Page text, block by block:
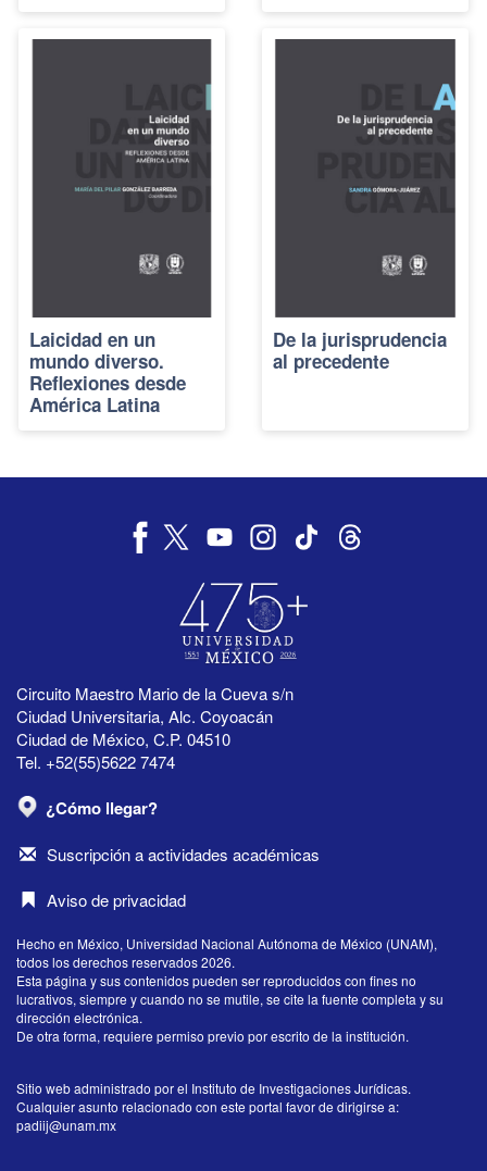
Laicidad en un
mundo diverso.
Reflexiones desde
América Latina
De la jurisprudencia
al precedente
Circuito Maestro Mario de la Cueva s/n
Ciudad Universitaria, Alc. Coyoacán
Ciudad de México, C.P. 04510
Tel. +52(55)5622 7474
¿Cómo llegar?
Suscripción a actividades académicas
Aviso de privacidad
Hecho en México, Universidad Nacional Autónoma de México (UNAM),
todos los derechos reservados 2026.
Esta página y sus contenidos pueden ser reproducidos con fines no
lucrativos, siempre y cuando no se mutile, se cite la fuente completa y su
dirección electrónica.
De otra forma, requiere permiso previo por escrito de la institución.
Sitio web administrado por el Instituto de Investigaciones Jurídicas.
Cualquier asunto relacionado con este portal favor de dirigirse a:
padiij@unam.mx